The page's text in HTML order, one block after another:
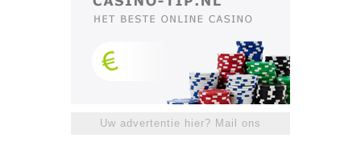
Uw advertentie hier? Mail ons